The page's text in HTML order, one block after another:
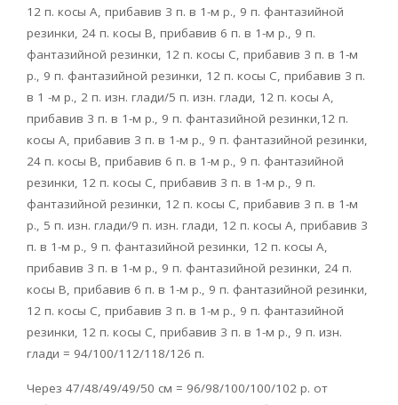
12 п. косы А, прибавив 3 п. в 1-м р., 9 п. фантазийной
резинки, 24 п. косы В, прибавив 6 п. в 1-м р., 9 п.
фантазийной резинки, 12 п. косы С, прибавив 3 п. в 1-м
р., 9 п. фантазийной резинки, 12 п. косы С, прибавив 3 п.
в 1 -м р., 2 п. изн. глади/5 п. изн. глади, 12 п. косы А,
прибавив 3 п. в 1-м р., 9 п. фантазийной резинки,12 п.
косы А, прибавив 3 п. в 1-м р., 9 п. фантазийной резинки,
24 п. косы В, прибавив 6 п. в 1-м р., 9 п. фантазийной
резинки, 12 п. косы С, прибавив 3 п. в 1-м р., 9 п.
фантазийной резинки, 12 п. косы С, прибавив 3 п. в 1-м
р., 5 п. изн. глади/9 п. изн. глади, 12 п. косы А, прибавив 3
п. в 1-м р., 9 п. фантазийной резинки, 12 п. косы А,
прибавив 3 п. в 1-м р., 9 п. фантазийной резинки, 24 п.
косы В, прибавив 6 п. в 1-м р., 9 п. фантазийной резинки,
12 п. косы С, прибавив 3 п. в 1-м р., 9 п. фантазийной
резинки, 12 п. косы С, прибавив 3 п. в 1-м р., 9 п. изн.
глади = 94/100/112/118/126 п.
Через 47/48/49/49/50 см = 96/98/100/100/102 р. от